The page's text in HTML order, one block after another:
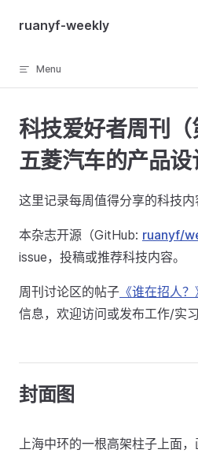
Skip to content
ruanyf-weekly
Menu
科技爱好者周刊（
五菱汽车的产品设
这里记录每周值得分享的科技内
本杂志开源（GitHub: ruanyf/
issue，投稿或推荐科技内容。
周刊讨论区的帖子 《谁在招人？
信息，欢迎访问或发布工作/实习
封面图
上海中环的一根高架柱子上面，